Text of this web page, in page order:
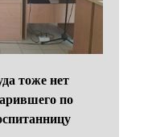
тоже нет
по